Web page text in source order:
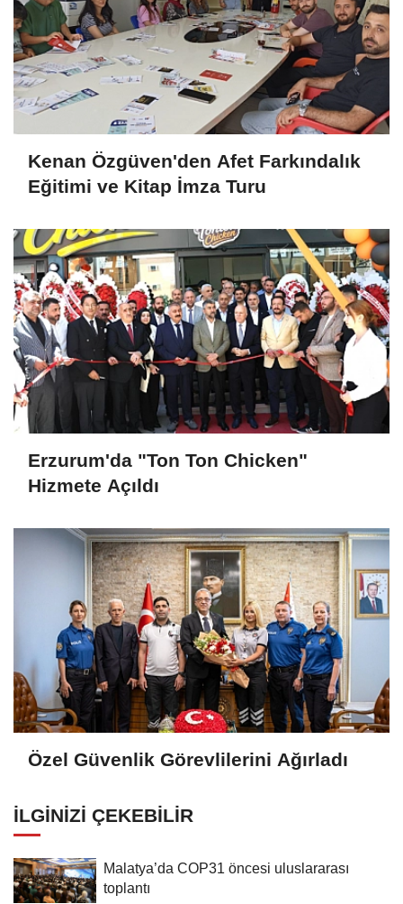
Kenan Özgüven'den Afet Farkındalık
Eğitimi ve Kitap İmza Turu
Erzurum'da "Ton Ton Chicken"
Hizmete Açıldı
Özel Güvenlik Görevlilerini Ağırladı
İLGINIZI ÇEKEBILIR
Malatya’da COP31 öncesi uluslararası
toplantı